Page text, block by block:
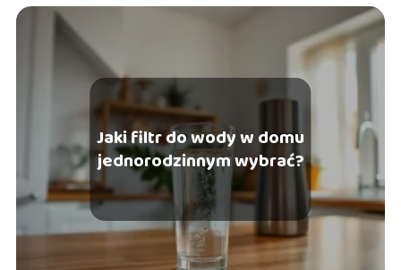
Jaki filtr do wody w domu
jednorodzinnym wybrać?